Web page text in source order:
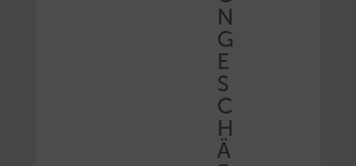
N
G
E
S
C
H
Ä